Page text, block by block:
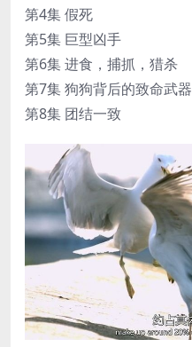
第4集 假死
第5集 巨型凶手
第6集 进食，捕抓，猎杀
第7集 狗狗背后的致命武器
第8集 团结一致